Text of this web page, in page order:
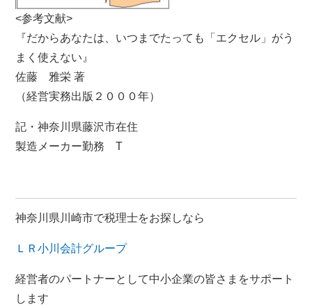
<参考文献>
『だからあなたは、いつまでたっても「エクセル」がう
まく使えない』
佐藤 雅栄 著
（経営実務出版２０００年）
記・神奈川県藤沢市在住
製造メーカー勤務 T
神奈川県川崎市で税理士をお探しなら
ＬＲ小川会計グループ
経営者のパートナーとして中小企業の皆さまをサポート
します